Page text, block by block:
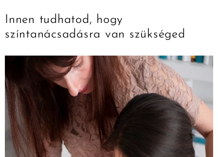
Innen tudhatod, hogy
színtanácsadásra van szükséged